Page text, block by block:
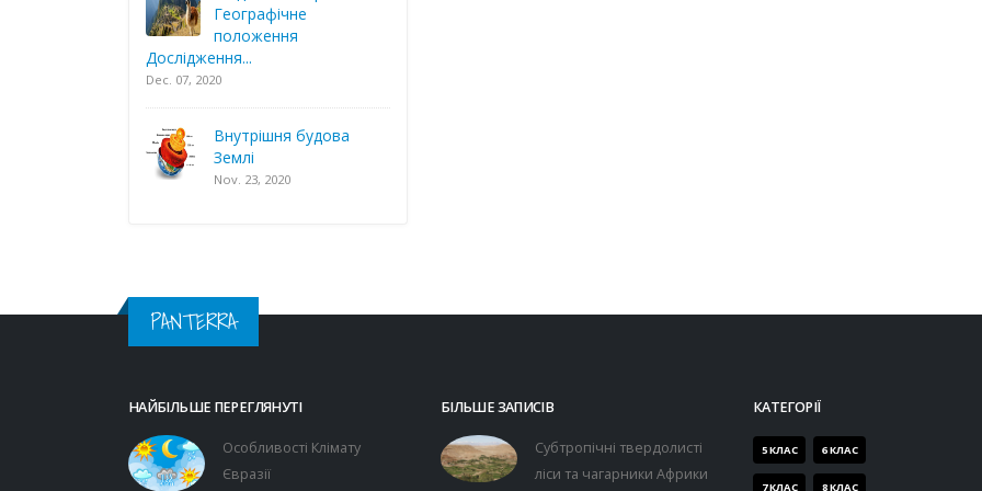
Географічне
положення
Дослідження...
Dec. 07, 2020
Внутрішня будова
Землі
Nov. 23, 2020
PANTERRA
НАЙБІЛЬШЕ ПЕРЕГЛЯНУТІ
Особливості Клімату
Євразії
БІЛЬШЕ ЗАПИСІВ
Субтропічні твердолисті
ліси та чагарники Африки
КАТЕГОРІЇ
5 КЛАС 6 КЛАС
7 КЛАС 8 КЛАС